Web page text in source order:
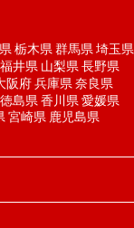
栃木県 群馬県 埼玉県
福井県 山梨県 長野県
阪府兵庫県 奈良県
徳島県 香川県 愛媛県
宮崎県 鹿児島県